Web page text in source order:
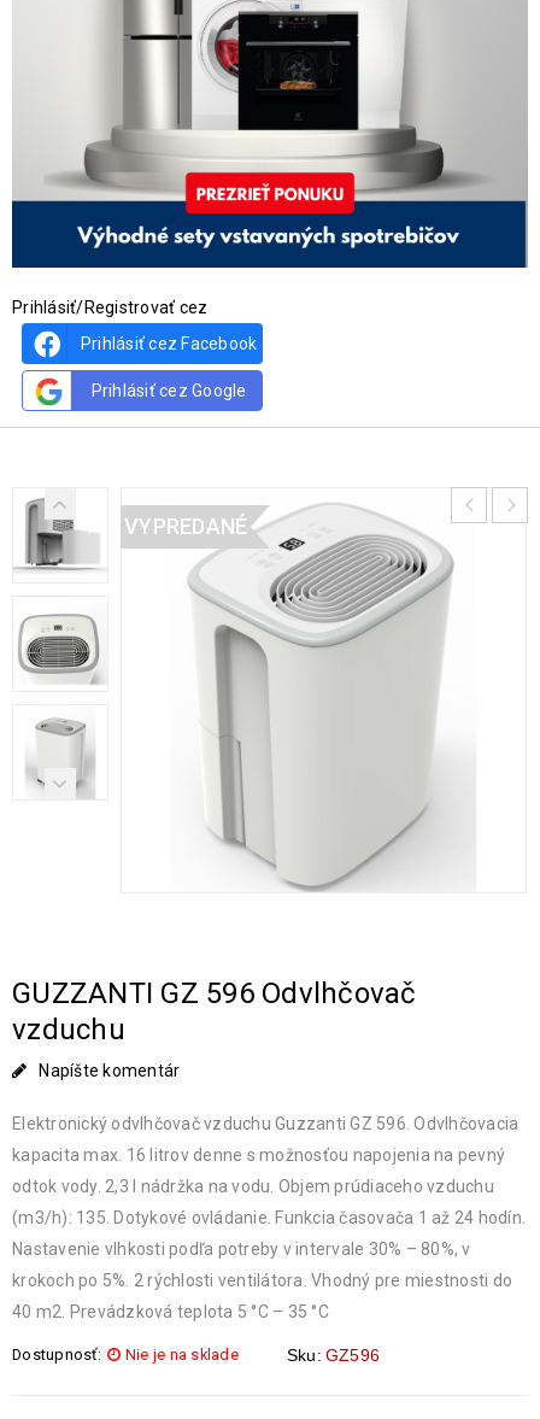
Prihlásiť/Registrovať cez
Prihlásiť cez Facebook
Prihlásiť cez Google
VYPREDANÉ
GUZZANTI GZ 596 Odvlhčovač
vzduchu
Napíšte komentár
Elektronický odvlhčovač vzduchu Guzzanti GZ 596. Odvlhčovacia
kapacita max. 16 litrov denne s možnosťou napojenia na pevný
odtok vody. 2,3 l nádržka na vodu. Objem prúdiaceho vzduchu
(m3/h): 135. Dotykové ovládanie. Funkcia časovača 1 až 24 hodín.
Nastavenie vlhkosti podľa potreby v intervale 30% – 80%, v
krokoch po 5%. 2 rýchlosti ventilátora. Vhodný pre miestnosti do
40 m2. Prevádzková teplota 5 °C – 35 °C
Dostupnosť: Nie je na sklade Sku: GZ596